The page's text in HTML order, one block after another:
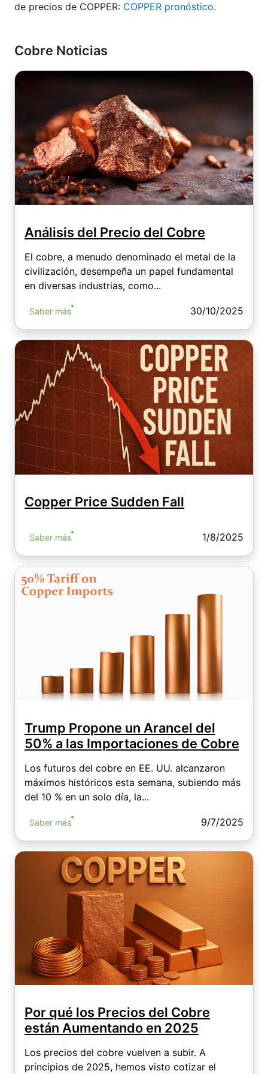
de precios de COPPER: COPPER pronóstico.
Cobre Noticias
Análisis del Precio del Cobre
El cobre, a menudo denominado el metal de la
civilización, desempeña un papel fundamental
en diversas industrias, como...
Saber más 30/10/2025
Copper Price Sudden Fall
Saber más 1/8/2025
Trump Propone un Arancel del
50% a las Importaciones de Cobre
Los futuros del cobre en EE. UU. alcanzaron
máximos históricos esta semana, subiendo más
del 10 % en un solo día, la...
Saber más 9/7/2025
Por qué los Precios del Cobre
están Aumentando en 2025
Los precios del cobre vuelven a subir. A
principios de 2025, hemos visto cotizar el